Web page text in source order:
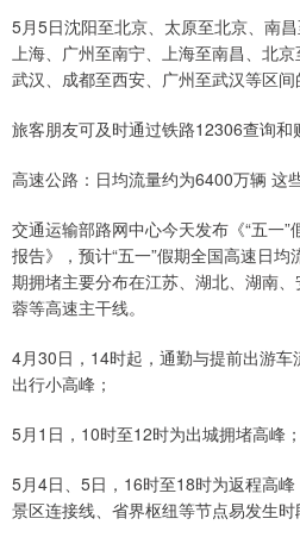
5月5日沈阳至北京、太原至北京、南
上海、广州至南宁、上海至南昌、北
武汉、成都至西安、广州至武汉等区间
旅客朋友可及时通过铁路12306查询和
高速公路：日均流量约为6400万辆 这
交通运输部路网中心今天发布《“五一
报告》，预计“五一”假期全国高速日
期拥堵主要分布在江苏、湖北、湖南
蓉等高速主干线。
4月30日，14时起，通勤与提前出游
出行小高峰；
5月1日，10时至12时为出城拥堵高峰；
5月4日、5日，16时至18时为返程高峰
景区连接线、省界枢纽等节点易发生时